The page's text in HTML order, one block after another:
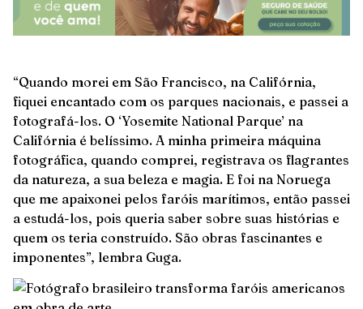
“Quando morei em São Francisco, na Califórnia,
fiquei encantado com os parques nacionais, e passei a
fotografá-los. O ‘Yosemite National Parque’ na
Califórnia é belíssimo. A minha primeira máquina
fotográfica, quando comprei, registrava os flagrantes
da natureza, a sua beleza e magia. E foi na Noruega
que me apaixonei pelos faróis marítimos, então passei
a estudá-los, pois queria saber sobre suas histórias e
quem os teria construído. São obras fascinantes e
imponentes”, lembra Guga.